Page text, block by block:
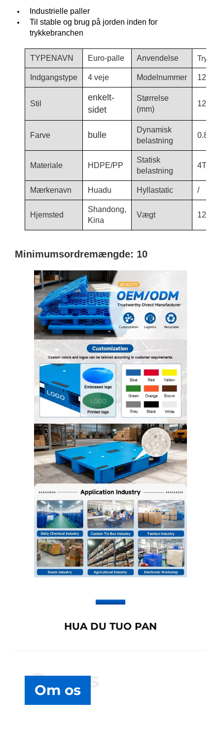
Industrielle paller
Til stable og brug på jorden inden for
trykkebranchen
TYPENAVN Euro-palle Anvendelse
Indgangstype 4 veje Modelnummer 1208-
Stil
enkelt-
sidet
Størrelse
(mm)
Farve bulle
Dynamisk
belastning
0.8T
Materiale HDPE/PP
Statisk
belastning
4T
Mærkenavn Huadu Hyllastatic /
Hjemsted
Shandong,
Kina
Vægt 12,2
Minimumsordremængde: 10
HUA DU TUO PAN
Om os
Om os